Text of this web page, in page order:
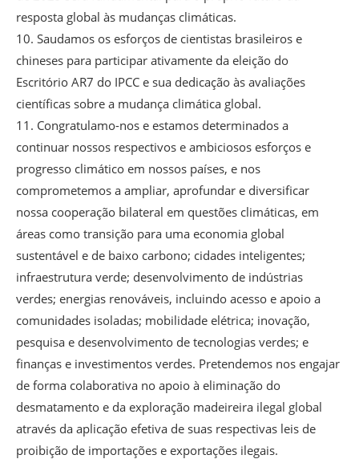
resposta global às mudanças climáticas.
10. Saudamos os esforços de cientistas brasileiros e
chineses para participar ativamente da eleição do
Escritório AR7 do IPCC e sua dedicação às avaliações
científicas sobre a mudança climática global.
11. Congratulamo-nos e estamos determinados a
continuar nossos respectivos e ambiciosos esforços e
progresso climático em nossos países, e nos
comprometemos a ampliar, aprofundar e diversificar
nossa cooperação bilateral em questões climáticas, em
áreas como transição para uma economia global
sustentável e de baixo carbono; cidades inteligentes;
infraestrutura verde; desenvolvimento de indústrias
verdes; energias renováveis, incluindo acesso e apoio a
comunidades isoladas; mobilidade elétrica; inovação,
pesquisa e desenvolvimento de tecnologias verdes; e
finanças e investimentos verdes. Pretendemos nos engajar
de forma colaborativa no apoio à eliminação do
desmatamento e da exploração madeireira ilegal global
através da aplicação efetiva de suas respectivas leis de
proibição de importações e exportações ilegais.